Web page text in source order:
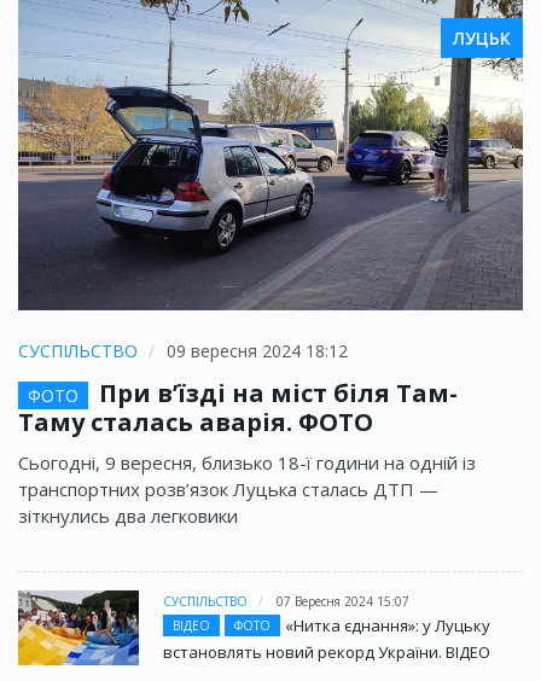
ЛУЦЬК
СУСПІЛЬСТВО
09 вересня 2024 18:12
ФОТО
При в’їзді на міст біля Там-
Таму сталась аварія. ФОТО
Сьогодні, 9 вересня, близько 18-ї години на одній із
транспортних розв’язок Луцька сталась ДТП —
зіткнулись два легковики
СУСПІЛЬСТВО
07 Вересня 2024 15:07
ВІДЕО
ФОТО
«Нитка єднання»: у Луцьку
встановлять новий рекорд України. ВІДЕО